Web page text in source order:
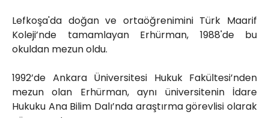
Lefkoşa'da doğan ve ortaöğrenimini Türk Maarif
Koleji’nde tamamlayan Erhürman, 1988'de bu
okuldan mezun oldu.
1992’de Ankara Üniversitesi Hukuk Fakültesi’nden
mezun olan Erhürman, aynı üniversitenin İdare
Hukuku Ana Bilim Dalı’nda araştırma görevlisi olarak